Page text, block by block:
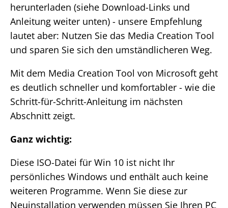
herunterladen (siehe Download-Links und
Anleitung weiter unten) - unsere Empfehlung
lautet aber: Nutzen Sie das Media Creation Tool
und sparen Sie sich den umständlicheren Weg.
Mit dem Media Creation Tool von Microsoft geht
es deutlich schneller und komfortabler - wie die
Schritt-für-Schritt-Anleitung im nächsten
Abschnitt zeigt.
Ganz wichtig:
Diese ISO-Datei für Win 10 ist nicht Ihr
persönliches Windows und enthält auch keine
weiteren Programme. Wenn Sie diese zur
Neuinstallation verwenden müssen Sie Ihren PC